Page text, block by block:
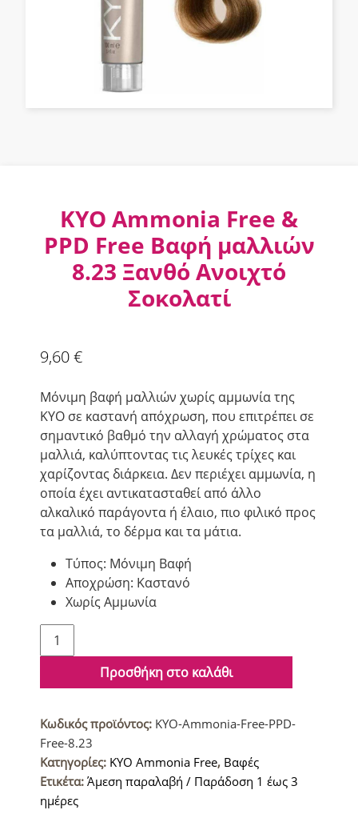
KYO Ammonia Free &
PPD Free Βαφή μαλλιών
8.23 Ξανθό Ανοιχτό
Σοκολατί
9,60€
Μόνιμη βαφή μαλλιών χωρίς αμμωνία της
KYO σε καστανή απόχρωση, που επιτρέπει σε
σημαντικό βαθμό την αλλαγή χρώματος στα
μαλλιά, καλύπτοντας τις λευκές τρίχες και
χαρίζοντας διάρκεια. Δεν περιέχει αµµωνία, η
οποία έχει αντικατασταθεί από άλλο
αλκαλικό παράγοντα ή έλαιο, πιο φιλικό προς
τα μαλλιά, το δέρμα και τα μάτια.
Τύπος: Μόνιμη Βαφή
Αποχρώση: Καστανό
Χωρίς Αμμωνία
KYO
Ammonia
&
Free
Βαφή
μαλλιών
8.23
Ξανθό
Προσθήκη στο καλάθι
Κωδικός προϊόντος: KYO-Ammonia-Free-PPD-
Free-8.23
Κατηγορίες: KYO Ammonia Free, Βαφές
Ετικέτα: Άμεση παραλαβή / Παράδοση 1 έως 3
ημέρες